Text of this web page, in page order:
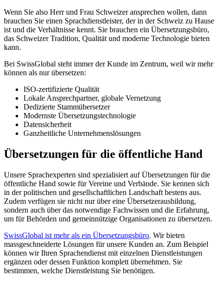
Wenn Sie also Herr und Frau Schweizer ansprechen wollen, dann
brauchen Sie einen Sprachdienstleister, der in der Schweiz zu Hause
ist und die Verhältnisse kennt. Sie brauchen ein Übersetzungsbüro,
das Schweizer Tradition, Qualität und moderne Technologie bieten
kann.
Bei SwissGlobal steht immer der Kunde im Zentrum, weil wir mehr
können als nur übersetzen:
ISO-zertifizierte Qualität
Lokale Ansprechpartner, globale Vernetzung
Dedizierte Stammübersetzer
Modernste Übersetzungstechnologie
Datensicherheit
Ganzheitliche Unternehmenslösungen
Übersetzungen für die öffentliche Hand
Unsere Sprachexperten sind spezialisiert auf Übersetzungen für die
öffentliche Hand sowie für Vereine und Verbände. Sie kennen sich
in der politischen und gesellschaftlichen Landschaft bestens aus.
Zudem verfügen sie nicht nur über eine Übersetzerausbildung,
sondern auch über das notwendige Fachwissen und die Erfahrung,
um für Behörden und gemeinnützige Organisationen zu übersetzen.
SwissGlobal ist mehr als ein Übersetzungsbüro. Wir bieten
massgeschneiderte Lösungen für unsere Kunden an. Zum Beispiel
können wir Ihren Sprachendienst mit einzelnen Dienstleistungen
ergänzen oder dessen Funktion komplett übernehmen. Sie
bestimmen, welche Dienstleistung Sie benötigen.